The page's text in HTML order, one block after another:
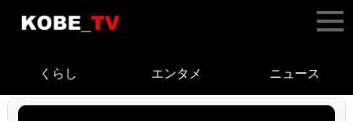
くらし エンタメ ニュース